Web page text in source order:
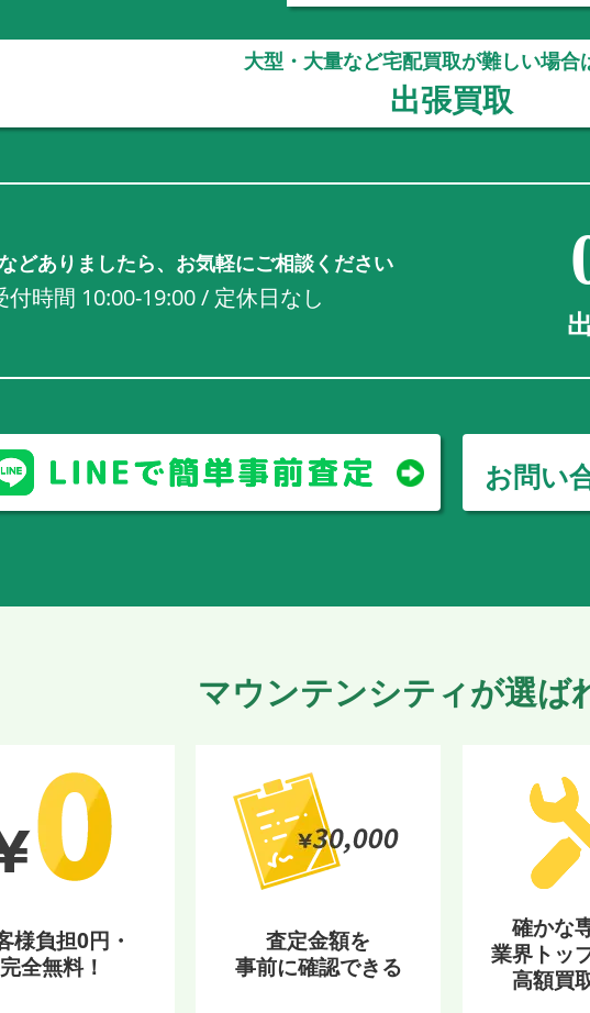
大型・大量など宅配買取が難しい場合
出張買取
どありましたら、お気軽にご相談ください
付時間 10:00-19:00 / 定休日なし
お問い
マウンテンシティが選ば
様負担0円・
完全無料！
査定金額を
事前に確認できる
確かな
業界トッ
高額買